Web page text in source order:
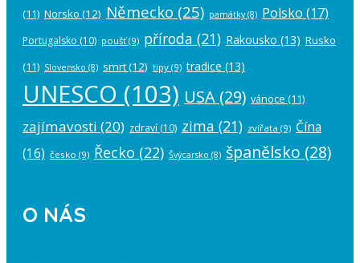
(11) Norsko (12) Německo (25) památky(8) Polsko (17)
Portugalsko (10) poušť(9) příroda (21) Rakousko (13) Rusko
(11) Slovensko (8) smrt(12) tipy (9) tradice (13)
UNESCO (103) USA (29) vánoce (11)
zajímavosti (20) zdraví (10) zima (21) zvířata (9) Čína
(16) česko (9) Řecko (22) Švýcarsko (8) španělsko (28)
O NÁS